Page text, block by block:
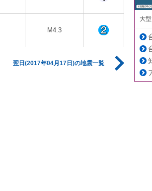
M4.3
翌日(2017年04月17日)の地震一覧
大